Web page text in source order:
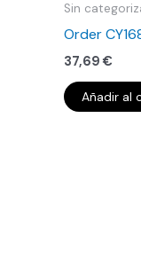
Sin
Order
37,69 €
Añadir al